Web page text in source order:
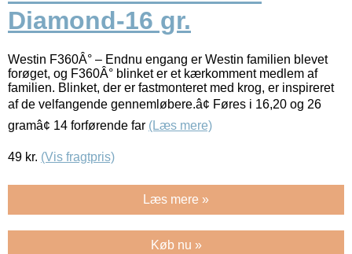
Diamond-16 gr.
Westin F360Â° – Endnu engang er Westin familien blevet
forøget, og F360Â° blinket er et kærkomment medlem af
familien. Blinket, der er fastmonteret med krog, er inspireret
af de velfangende gennemløbere.â¢ Føres i 16,20 og 26
gramâ¢ 14 forførende far (Læs mere)
49 kr. (Vis fragtpris)
Læs mere »
Køb nu »